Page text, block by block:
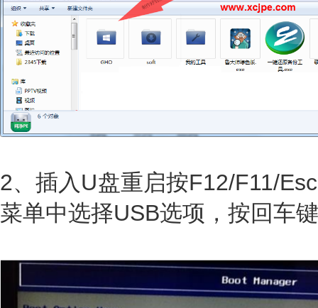
2、插入U盘重启按F12/F11/
菜单中选择USB选项，按回车